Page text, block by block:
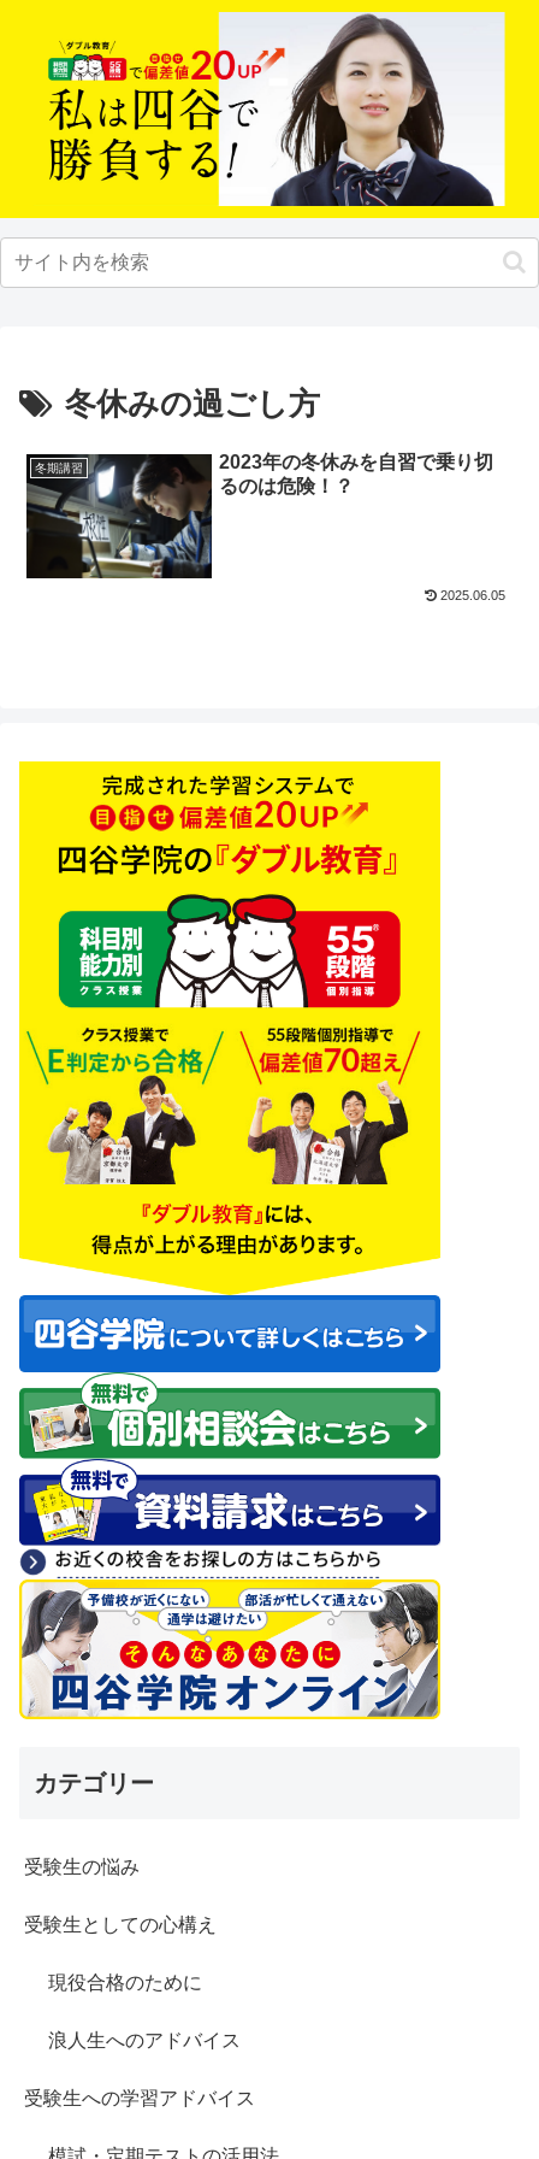
冬休みの過ごし方
冬期講習
2023年の冬休みを自習で乗り切
るのは危険！？
2025.06.05
カテゴリー
受験生の悩み
受験生としての心構え
現役合格のために
浪人生へのアドバイス
受験生への学習アドバイス